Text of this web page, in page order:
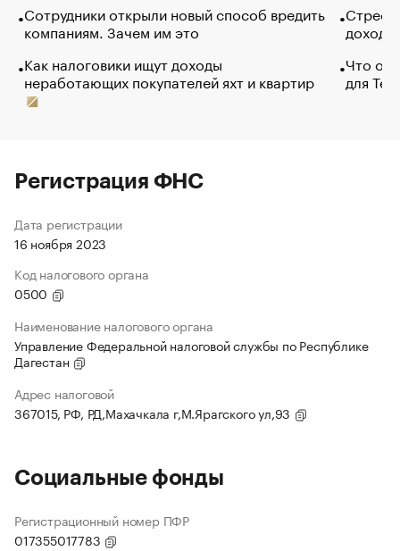
Сотрудники открыли новый способ вредить
компаниям. Зачем им это
Как налоговики ищут доходы
неработающих покупателей яхт и квартир
Что
для
Регистрация ФНС
Дата регистрации
16 ноября 2023
Код налогового органа
0500
Наименование налогового органа
Управление Федеральной налоговой службы по Республике
Дагестан
Адрес налоговой
367015, РФ, РД,Махачкала г,М.Ярагского ул,93
Социальные фонды
Регистрационный номер ПФР
017355017783